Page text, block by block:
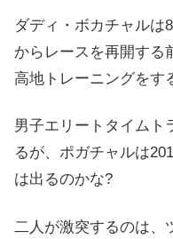
ダディ・ボカチャルは
からレースを再開する
高地トレーニングをす
男子エリートタイムト
るが、ポガチャルは
は出るのかな?
二人が激突するのは、